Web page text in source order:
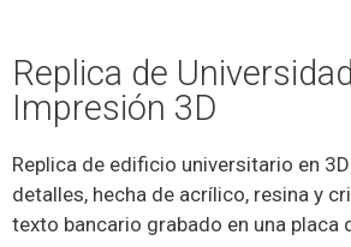
Replica de
Impresión 3D
Replica de edificio universitario en
detalles, hecha de acrílico, resina y
texto bancario grabado en una placa